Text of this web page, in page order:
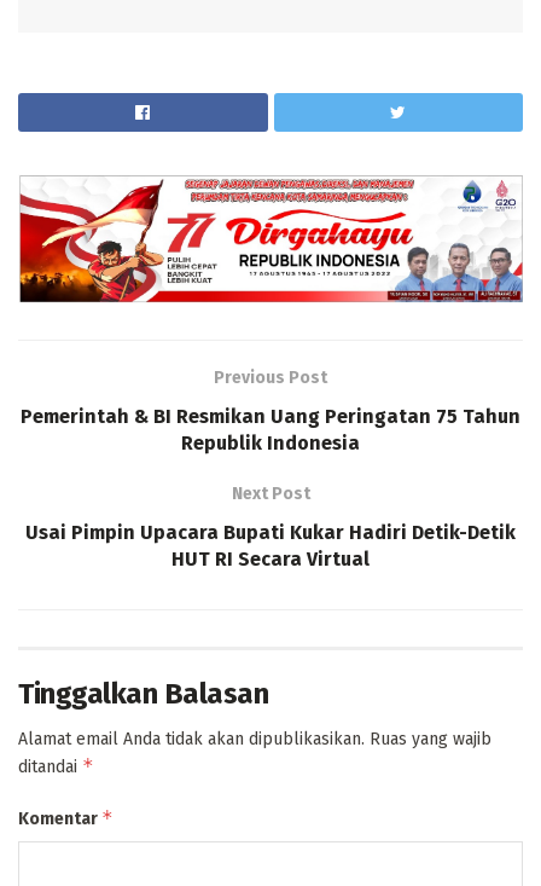
Previous Post
Pemerintah & BI Resmikan Uang Peringatan 75 Tahun
Republik Indonesia
Next Post
Usai Pimpin Upacara Bupati Kukar Hadiri Detik-Detik
HUT RI Secara Virtual
Tinggalkan Balasan
Alamat email Anda tidak akan dipublikasikan. Ruas yang wajib
ditandai *
Komentar *